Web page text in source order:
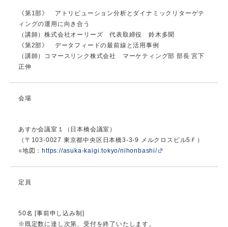
《第1部》 アトリビューション分析とダイナミックリターゲテ
ィングの運用に向き合う
（講師）株式会社オーリーズ 代表取締役 鈴木多聞
《第2部》 データフィードの最前線と活用事例
（講師）コマースリンク株式会社 マーケティング部 部長 宮下
正伸
会場
あすか会議室１（日本橋会議室）
（〒103-0027 東京都中央区日本橋3-3-9 メルクロスビル5Ｆ）
○地図：https://asuka-kaigi.tokyo/nihonbashi/
定員
50名 [事前申し込み制]
※既定数に達し次第、受付を終了いたします。